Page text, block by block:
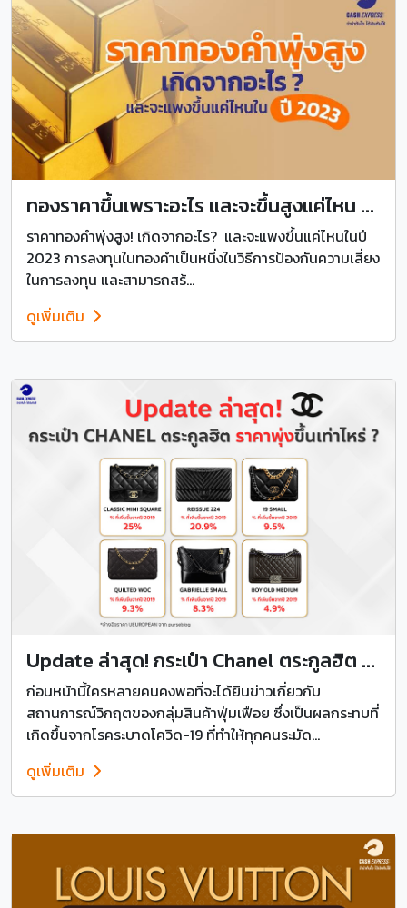
ทองราคาขึ้นเพราะอะไร และจะขึ้นสูงแค่ไหน ...
ราคาทองคำพุ่งสูง! เกิดจากอะไร? และจะแพงขึ้นแค่ไหนในปี
2023 การลงทุนในทองคำเป็นหนึ่งในวิธีการป้องกันความเสี่ยง
ในการลงทุน และสามารถสร้...
ดูเพิ่มเติม
Update ล่าสุด! กระเป๋า Chanel ตระกูลฮิต ...
ก่อนหน้านี้ใครหลายคนคงพอที่จะได้ยินข่าวเกี่ยวกับ
สถานการณ์วิกฤตของกลุ่มสินค้าฟุ่มเฟือย ซึ่งเป็นผลกระทบที่
เกิดขึ้นจากโรคระบาดโควิด-19 ที่ทำให้ทุกคนระมัด...
ดูเพิ่มเติม